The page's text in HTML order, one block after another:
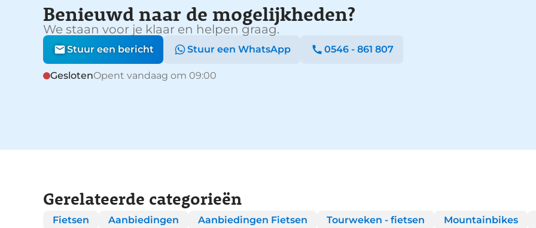
Benieuwd naar de mogelijkheden?
We staan voor je klaar en helpen graag.
Stuur een bericht Stuur een WhatsApp 0546 - 861 807
GeslotenOpent vandaag om 09:00
Gerelateerde categorieën
Fietsen Aanbiedingen Aanbiedingen Fietsen Tourweken - fietsen Mountainbikes